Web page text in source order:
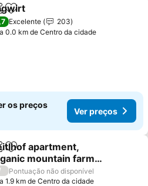
Adicionar aos favoritos
Excelente
203
a 0.0 km de Centro da cidade
os preços
Ver preços
Adicionar aos favoritos
apartment,
mountain farm
Salzburg
preços
Pontuação não disponível
a 1.9 km de Centro da cidade